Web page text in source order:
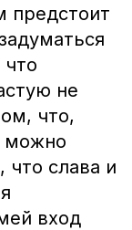
предстоит
не
что,
можно
что слава и
вход